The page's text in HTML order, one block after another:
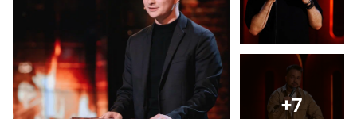
+7